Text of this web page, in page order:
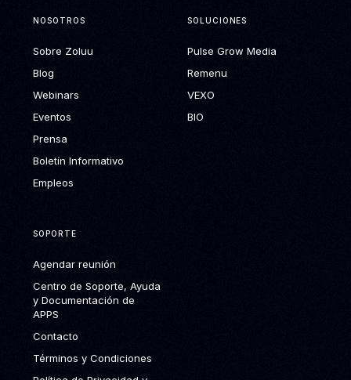
NOSOTROS
Sobre Zoluu
Blog
Webinars
Eventos
Prensa
Boletín Informativo
Empleos
SOLUCIONES
Pulse Grow Media
Remenu
VEXO
BIO
SOPORTE
Agendar reunión
Centro de Soporte, Ayuda
y Documentación de
APPS
Contacto
Términos y Condiciones